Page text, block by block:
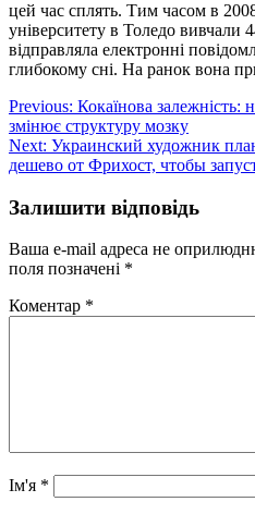
цей час сплять. Тим часом в
університету в Толедо вивчали
відправляла електронні
глибокому сні. На ранок вона
Навігація
записів
Previous: Кокаїнова залежність:
змінює структуру мозку
Next: Украинский художник
дешево от Фрихост, чтобы
Залишити відповідь
Ваша e-mail адреса не
поля позначені *
Коментар *
Ім'я *